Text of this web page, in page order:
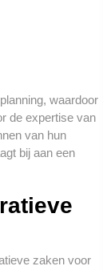
waardoor
de expertise van
van hun
bij aan een
zaken voor